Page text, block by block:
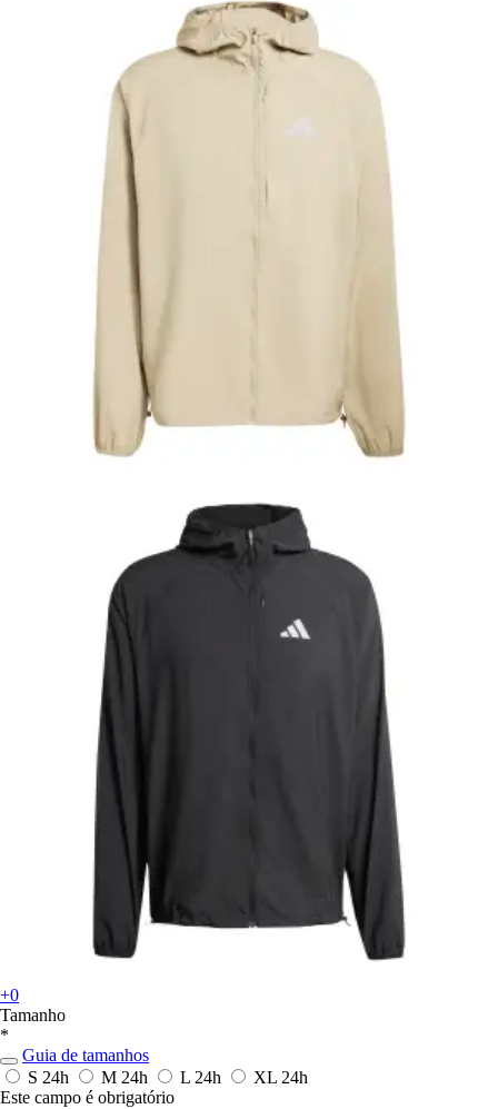
+0
Tamanho
*
Guia de tamanhos
S 24h M 24h L 24h XL 24h
Este campo é obrigatório